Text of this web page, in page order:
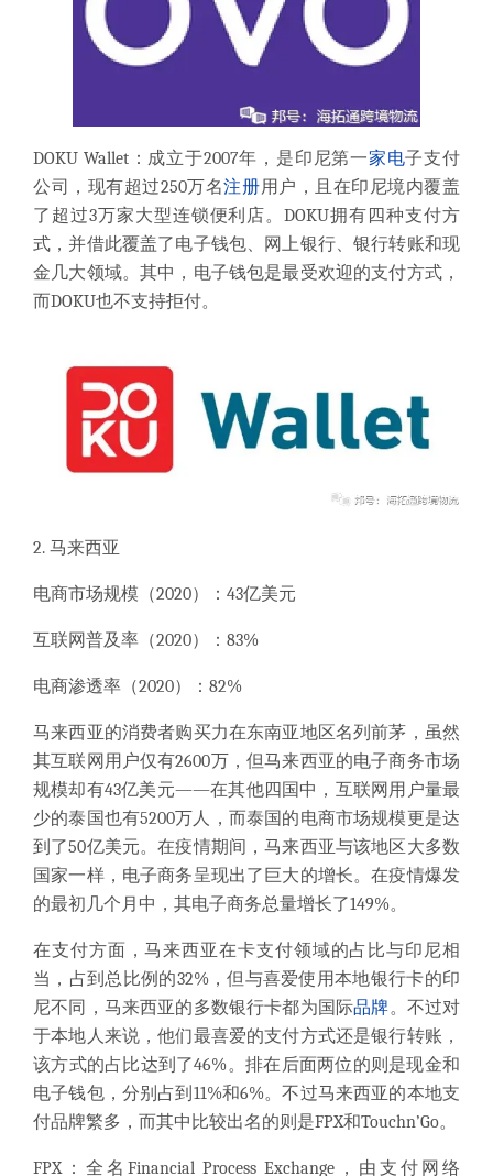
DOKU Wallet：成立于2007年，是印尼第一家电子支付
公司，现有超过250万名注册用户，且在印尼境内覆盖
了超过3万家大型连锁便利店。DOKU拥有四种支付方
式，并借此覆盖了电子钱包、网上银行、银行转账和现
金几大领域。其中，电子钱包是最受欢迎的支付方式，
而DOKU也不支持拒付。
2. 马来西亚
电商市场规模（2020）：43亿美元
互联网普及率（2020）：83%
电商渗透率（2020）：82%
马来西亚的消费者购买力在东南亚地区名列前茅，虽然
其互联网用户仅有2600万，但马来西亚的电子商务市场
规模却有43亿美元——在其他四国中，互联网用户量最
少的泰国也有5200万人，而泰国的电商市场规模更是达
到了50亿美元。在疫情期间，马来西亚与该地区大多数
国家一样，电子商务呈现出了巨大的增长。在疫情爆发
的最初几个月中，其电子商务总量增长了149%。
在支付方面，马来西亚在卡支付领域的占比与印尼相
当，占到总比例的32%，但与喜爱使用本地银行卡的印
尼不同，马来西亚的多数银行卡都为国际品牌。不过对
于本地人来说，他们最喜爱的支付方式还是银行转账，
该方式的占比达到了46%。排在后面两位的则是现金和
电子钱包，分别占到11%和6%。不过马来西亚的本地支
付品牌繁多，而其中比较出名的则是FPX和Touchn’Go。
FPX：全名Financial Process Exchange，由支付网络